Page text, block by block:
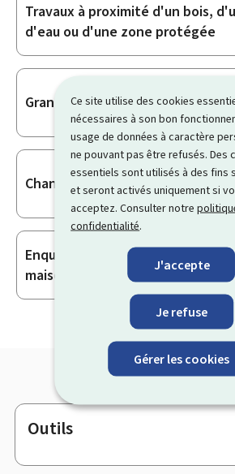
Ce site utilise des cookies
nécessaires à son bon
usage de données à caractère
ne pouvant pas être refusés. Des
essentiels sont utilisés à des fins
et seront activés uniquement si
acceptez. Consulter notre
confidentialité.
J'accepte
Je refuse
Gérer les cookies
Travaux à proximité d'un bois,
d'eau ou d'une zone protégée
Grande surface commerciale
Chantiers temporaires
Enquête sur les caractéristiques
maisons (ECM)
Pied
de
Outils